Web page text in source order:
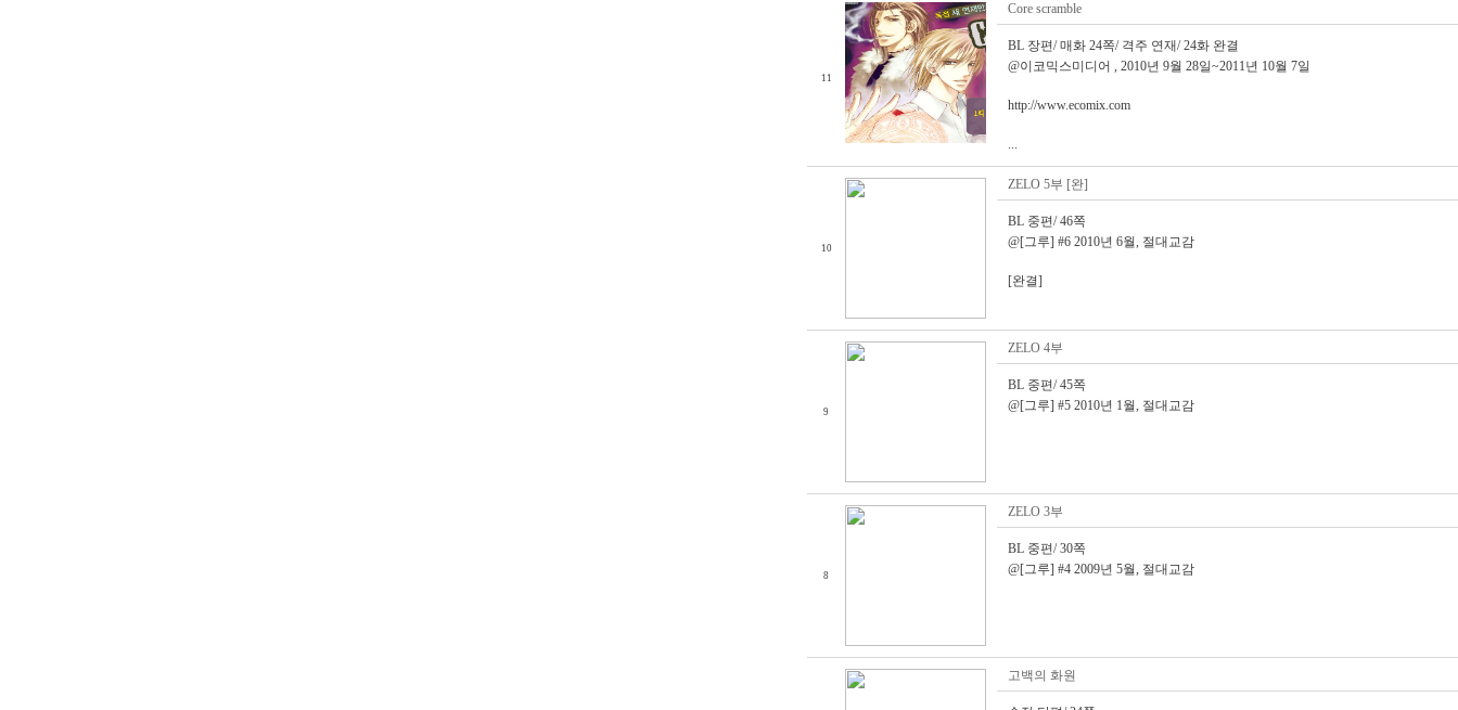
11
Core scramble
BL 장편/ 매화 24쪽/ 격주 연재/ 24화 완결
@이코믹스미디어 , 2010년 9월 28일~2011년 10월 7일
http://www.ecomix.com
...
10
ZELO 5부 [완]
BL 중편/ 46쪽
@[그루] #6 2010년 6월, 절대교감
[완결]
9
ZELO 4부
BL 중편/ 45쪽
@[그루] #5 2010년 1월, 절대교감
8
ZELO 3부
BL 중편/ 30쪽
@[그루] #4 2009년 5월, 절대교감
고백의 화원